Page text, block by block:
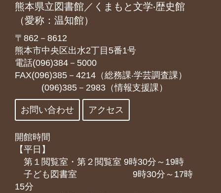
熊本県立図書館／くまもと文学‧歴史館
（愛称：温知館）
〒862－8612
熊本市中央区出水2丁目5番1号
電話(096)384－5000
FAX(096)385－4214（総務課‧学芸調査課）
(096)385－2983（情報支援課）
お問い合わせ アクセス
開館時間
【平日】
第１閲覧室・第２閲覧室 9時30分～19時
子ども図書室 9時30分～17時
15分